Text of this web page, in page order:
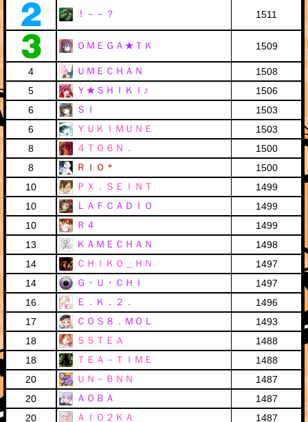
！－－？ 1511
ＯＭＥＧＡ★ＴＫ 1509
4 ＵＭＥＣＨＡＮ
1508
5
Ｙ★ＳＨＩＫＩ♪
1506
6
ＳＩ
1503
6
ＹＵＫＩＭＵＮＥ
1503
8
４ＴＯ６Ｎ．
1500
8
ＲＩＯ＊
1500
10
ＰＸ．ＳＥＩＮＴ
1499
10
ＬＡＦＣＡＤＩＯ
1499
10
Ｒ４
1499
13
ＫＡＭＥＣＨＡＮ
1498
14
ＣＨＩＫＯ＿ＨＮ
1497
14
Ｇ・Ｕ・ＣＨＩ
1497
16
Ｅ．Ｋ．２．
1496
17
ＣＯＳ８．ＭＯＬ
1493
18
５５ＴＥＡ
1488
18
ＴＥＡ－ＴＩＭＥ
1488
20
ＵＮ－ＢＮＮ
1487
20
ＡＯＢＡ
1487
20
ＡＩＯ２ＫＡ
1487